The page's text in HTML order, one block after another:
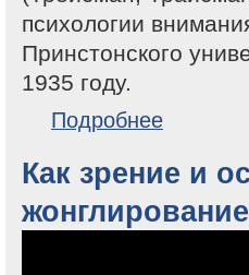
психологии
Принстонского
1935 году.
Подробнее
Как зрение и